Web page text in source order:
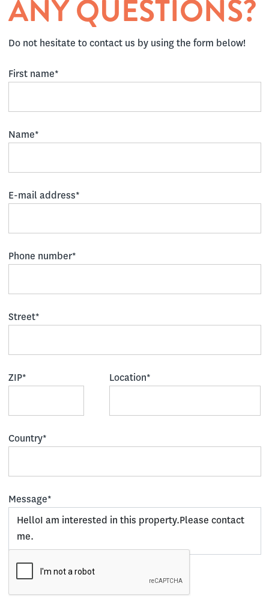
ANY QUESTIONS?
Do not hesitate to contact us by using the form below!
First name*
Name*
E-mail address*
Phone number*
Street*
ZIP* Location*
Country*
Message*